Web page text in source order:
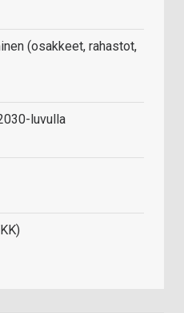
(osakkeet, rahastot,
luvulla